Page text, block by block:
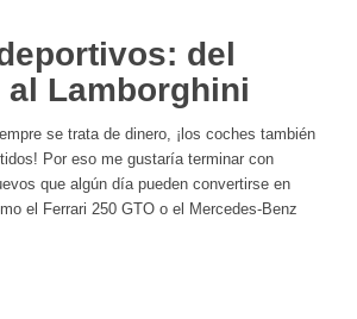
del
al Lamborghini
se trata de dinero, ¡los coches también
Por eso me gustaría terminar con
que algún día pueden convertirse en
el Ferrari 250 GTO o el Mercedes-Benz